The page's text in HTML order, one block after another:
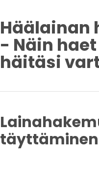
Häälainan
- Näin
häitäsi